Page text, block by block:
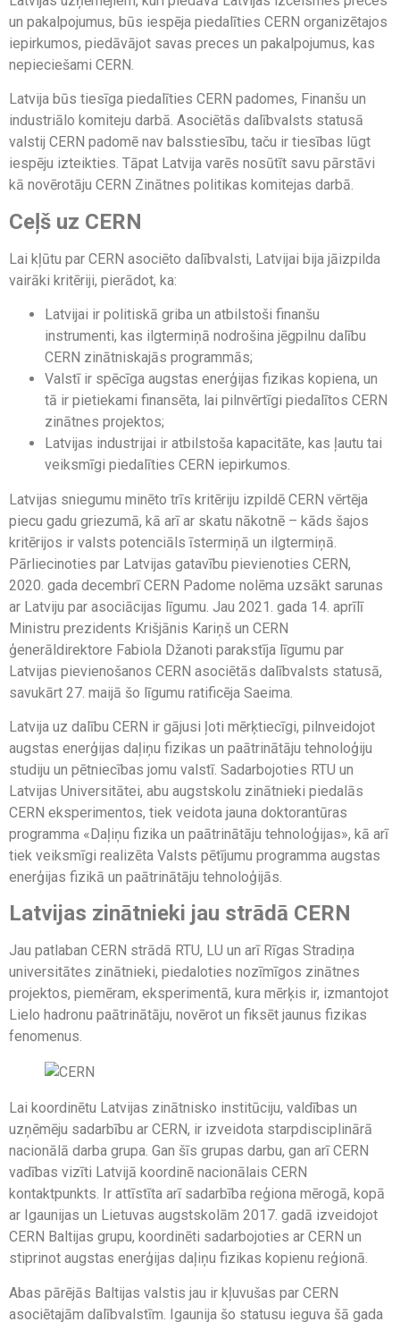
un pakalpojumus, būs iespēja piedalīties CERN organizētajos
iepirkumos, piedāvājot savas preces un pakalpojumus, kas
nepieciešami CERN.
Latvija būs tiesīga piedalīties CERN padomes, Finanšu un
industriālo komiteju darbā. Asociētās dalībvalsts statusā
valstij CERN padomē nav balsstiesību, taču ir tiesības lūgt
iespēju izteikties. Tāpat Latvija varēs nosūtīt savu pārstāvi
kā novērotāju CERN Zinātnes politikas komitejas darbā.
Ceļš uz CERN
Lai kļūtu par CERN asociēto dalībvalsti, Latvijai bija jāizpilda
vairāki kritēriji, pierādot, ka:
Latvijai ir politiskā griba un atbilstoši finanšu
instrumenti, kas ilgtermiņā nodrošina jēgpilnu dalību
CERN zinātniskajās programmās;
Valstī ir spēcīga augstas enerģijas fizikas kopiena, un
tā ir pietiekami finansēta, lai pilnvērtīgi piedalītos CERN
zinātnes projektos;
Latvijas industrijai ir atbilstoša kapacitāte, kas ļautu tai
veiksmīgi piedalīties CERN iepirkumos.
Latvijas sniegumu minēto trīs kritēriju izpildē CERN vērtēja
piecu gadu griezumā, kā arī ar skatu nākotnē – kāds šajos
kritērijos ir valsts potenciāls īstermiņā un ilgtermiņā.
Pārliecinoties par Latvijas gatavību pievienoties CERN,
2020. gada decembrī CERN Padome nolēma uzsākt sarunas
ar Latviju par asociācijas līgumu. Jau 2021. gada 14. aprīlī
Ministru prezidents Krišjānis Kariņš un CERN
ģenerāldirektore Fabiola Džanoti parakstīja līgumu par
Latvijas pievienošanos CERN asociētās dalībvalsts statusā,
savukārt 27. maijā šo līgumu ratificēja Saeima.
Latvija uz dalību CERN ir gājusi ļoti mērķtiecīgi, pilnveidojot
augstas enerģijas daļiņu fizikas un paātrinātāju tehnoloģiju
studiju un pētniecības jomu valstī. Sadarbojoties RTU un
Latvijas Universitātei, abu augstskolu zinātnieki piedalās
CERN eksperimentos, tiek veidota jauna doktorantūras
programma «Daļiņu fizika un paātrinātāju tehnoloģijas», kā arī
tiek veiksmīgi realizēta Valsts pētījumu programma augstas
enerģijas fizikā un paātrinātāju tehnoloģijās.
Latvijas zinātnieki jau strādā CERN
Jau patlaban CERN strādā RTU, LU un arī Rīgas Stradiņa
universitātes zinātnieki, piedaloties nozīmīgos zinātnes
projektos, piemēram, eksperimentā, kura mērķis ir, izmantojot
Lielo hadronu paātrinātāju, novērot un fiksēt jaunus fizikas
fenomenus.
Lai koordinētu Latvijas zinātnisko institūciju, valdības un
uzņēmēju sadarbību ar CERN, ir izveidota starpdisciplinārā
nacionālā darba grupa. Gan šīs grupas darbu, gan arī CERN
vadības vizīti Latvijā koordinē nacionālais CERN
kontaktpunkts. Ir attīstīta arī sadarbība reģiona mērogā, kopā
ar Igaunijas un Lietuvas augstskolām 2017. gadā izveidojot
CERN Baltijas grupu, koordinēti sadarbojoties ar CERN un
stiprinot augstas enerģijas daļiņu fizikas kopienu reģionā.
Abas pārējās Baltijas valstis jau ir kļuvušas par CERN
asociētajām dalībvalstīm. Igaunija šo statusu ieguva šā gada